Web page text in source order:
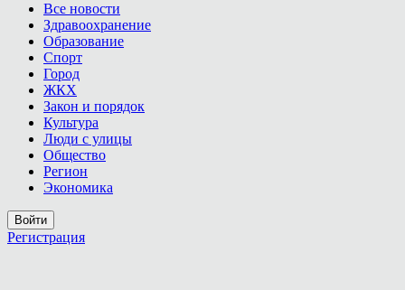
Все новости
Здравоохранение
Образование
Спорт
Город
ЖКХ
Закон и порядок
Культура
Люди с улицы
Общество
Регион
Экономика
Войти
Регистрация